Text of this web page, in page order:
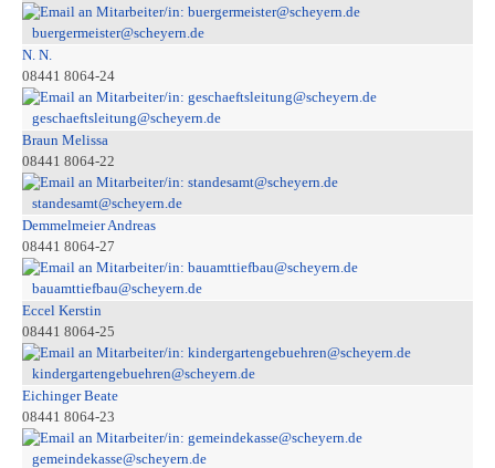
buergermeister@scheyern.de
N. N.
08441 8064-24
geschaeftsleitung@scheyern.de
Braun Melissa
08441 8064-22
standesamt@scheyern.de
Demmelmeier Andreas
08441 8064-27
bauamttiefbau@scheyern.de
Eccel Kerstin
08441 8064-25
kindergartengebuehren@scheyern.de
Eichinger Beate
08441 8064-23
gemeindekasse@scheyern.de